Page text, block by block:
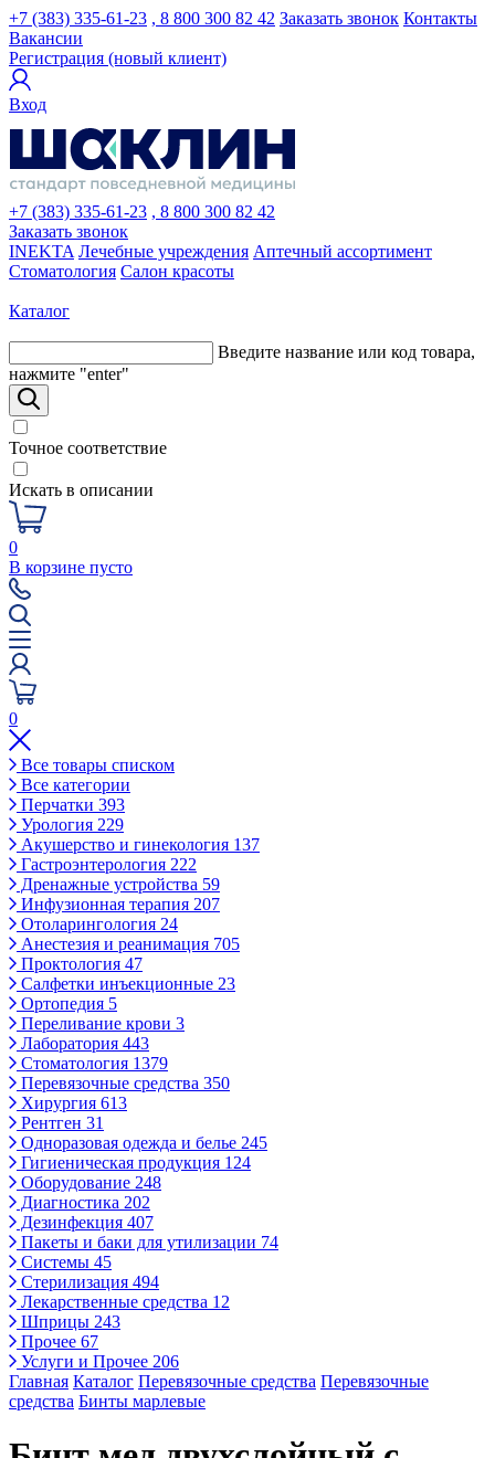
+7 (383) 335-61-23 , 8 800 300 82 42 Заказать звонок Контакты
Вакансии
Регистрация (новый клиент)
Вход
+7 (383) 335-61-23 , 8 800 300 82 42
Заказать звонок
INEKTA Лечебные учреждения Аптечный ассортимент
Стоматология Салон красоты
Каталог
Введите название или код товара,
нажмите "enter"
Точное соответствие
Искать в описании
0
В корзине пусто
0
Все товары списком
Все категории
Перчатки 393
Урология 229
Акушерство и гинекология 137
Гастроэнтерология 222
Дренажные устройства 59
Инфузионная терапия 207
Отоларингология 24
Анестезия и реанимация 705
Проктология 47
Салфетки инъекционные 23
Ортопедия 5
Переливание крови 3
Лаборатория 443
Стоматология 1379
Перевязочные средства 350
Хирургия 613
Рентген 31
Одноразовая одежда и белье 245
Гигиеническая продукция 124
Оборудование 248
Диагностика 202
Дезинфекция 407
Пакеты и баки для утилизации 74
Системы 45
Стерилизация 494
Лекарственные средства 12
Шприцы 243
Прочее 67
Услуги и Прочее 206
Главная Каталог Перевязочные средства Перевязочные
средства Бинты марлевые